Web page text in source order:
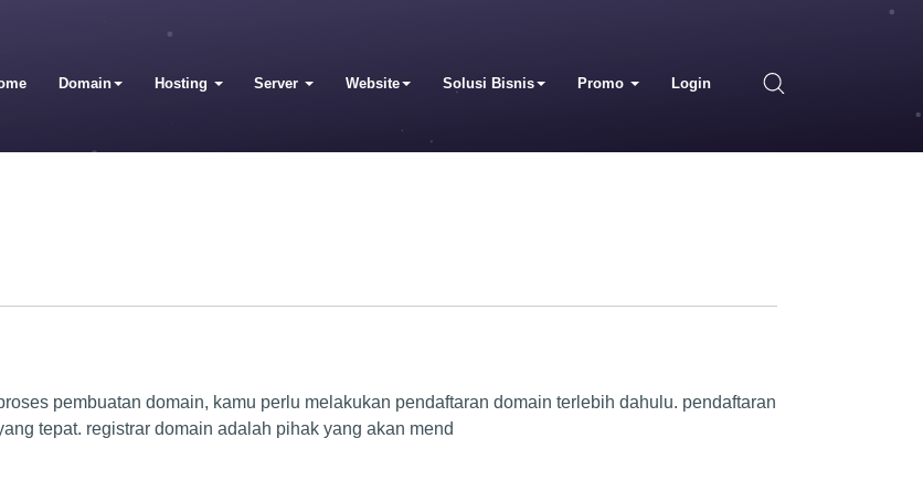
Domain Hosting Server Website Solusi Bisnis Promo Login
pembuatan domain, kamu perlu melakukan pendaftaran domain terlebih dahulu. pendaftaran
tepat. registrar domain adalah pihak yang akan mend